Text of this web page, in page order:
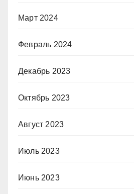
Март 2024
Февраль 2024
Декабрь 2023
Октябрь 2023
Август 2023
Июль 2023
Июнь 2023